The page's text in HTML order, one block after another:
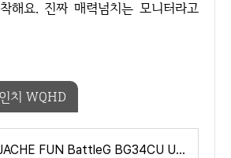
해요. 진짜 매력넘치는 모니터라고
치 WQHD
JACHE FUN BattleG BG34CU U-Care Curve 21:9 WQHD Ultra-Wide 34 Inch 144Hz Gaming Monitor Fit-Free - AliExpress 7